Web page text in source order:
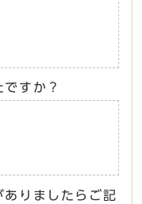
すか？
ありましたらご記